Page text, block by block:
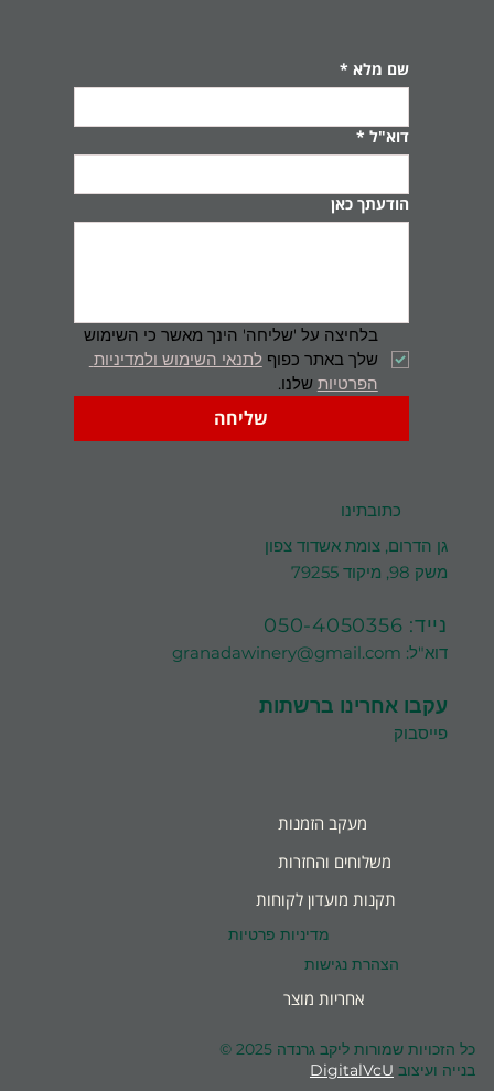
שם מלא *
דוא"ל *
הודעתך כאן
שלך באתר כפוף
הפרטיות שלנו.
שליחה
כתובתינו
גן הדרום, צומת אשדוד צפון
משק 98, מיקוד 79255
נייד: 050-4050356
דוא"ל: granadawinery@gmail.com
עקבו אחרינו ברשתות
פייסבוק
מעקב הזמנות
משלוחים והחזרות
תקנות מועדון לקוחות
מדיניות פרטיות
הצהרת נגישות
אחריות מוצר
כל הזכויות שמורות ליקב גרנדה 2025 ©
בנייה ועיצוב DigitalVcU